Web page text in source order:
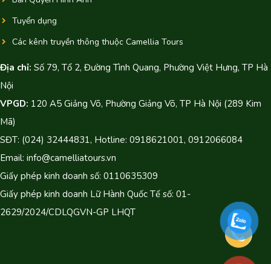
Tuyển dụng
Các kênh truyền thông thuộc Camellia Tours
Địa chỉ: Số 79, Tổ 2, Đường Tình Quang, Phường Việt Hưng, TP Hà
Nội
VPGD: 120 A5 Giảng Võ, Phường Giảng Võ, TP Hà Nội (289 Kim
Mã)
SĐT: (024) 32444831, Hotline: 0918621001, 0912066084
Email: info@camelliatours.vn
Giấy phép kinh doanh số: 0110635309
Giấy phép kinh doanh Lữ Hành Quốc Tế số: 01-
2629/2024/CDLQGVN-GP LHQT